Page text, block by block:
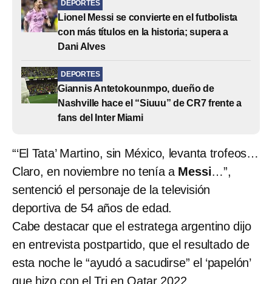
DEPORTES
Lionel Messi se convierte en el futbolista
con más títulos en la historia; supera a
Dani Alves
DEPORTES
Giannis Antetokounmpo, dueño de
Nashville hace el “Siuuu” de CR7 frente a
fans del Inter Miami
“‘El Tata’ Martino, sin México, levanta trofeos…
Claro, en noviembre no tenía a Messi…”,
sentenció el personaje de la televisión
deportiva de 54 años de edad.
Cabe destacar que el estratega argentino dijo
en entrevista postpartido, que el resultado de
esta noche le “ayudó a sacudirse” el ‘papelón’
que hizo con el Tri en Qatar 2022.